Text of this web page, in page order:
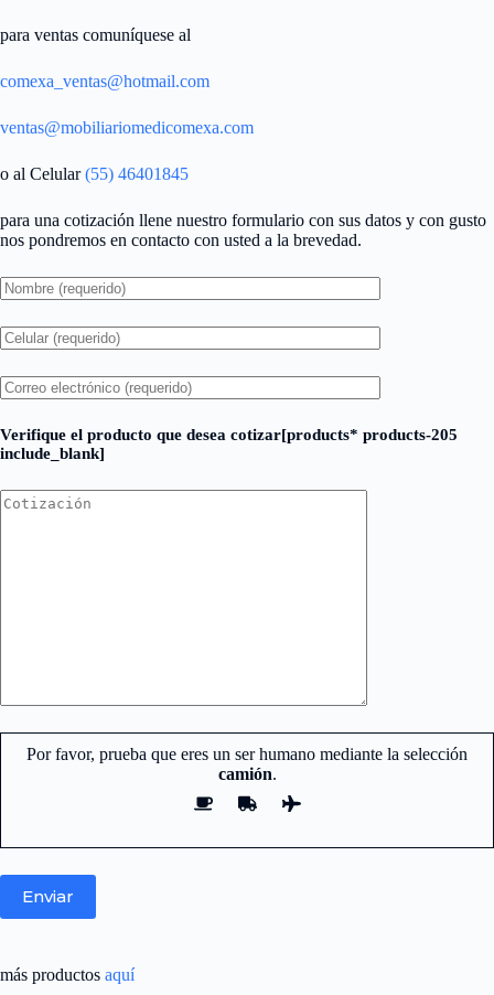
para ventas comuníquese al
comexa_ventas@hotmail.com
ventas@mobiliariomedicomexa.com
o al Celular(55) 46401845
para una cotización llene nuestro formulario con sus datos y con gusto
nos pondremos en contacto con usted a la brevedad.
Verifique el producto que desea cotizar[products* products-205
include_blank]
Por favor, prueba que eres un ser humano mediante la selección
camión.
más productos aquí